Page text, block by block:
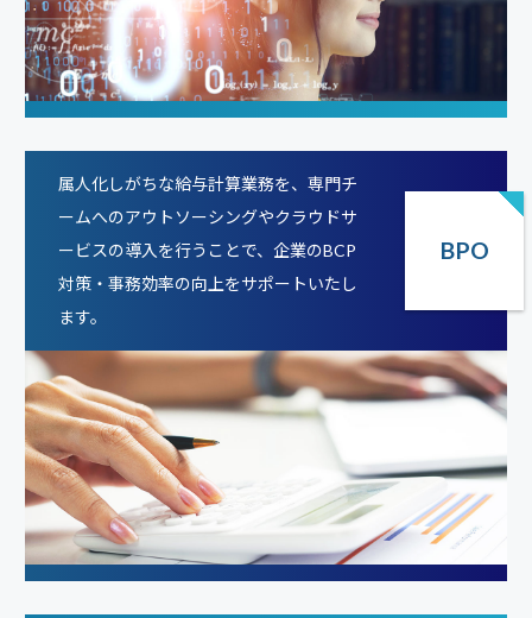
BPO
属人化しがちな給与計算業務を、専門チ
ームへのアウトソーシングやクラウドサ
ービスの導入を行うことで、企業のBCP
対策・事務効率の向上をサポートいたし
ます。